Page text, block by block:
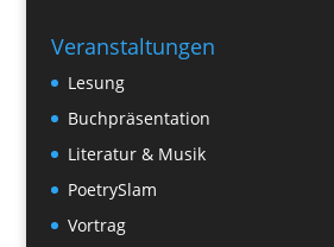
Veranstaltungen
Lesung
Buchpräsentation
Literatur & Musik
PoetrySlam
Vortrag